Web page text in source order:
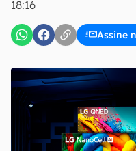
18:16
Assine
Uso e Política de